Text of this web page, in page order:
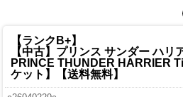
【ランクB+】
【中古】プリンス サンダー ハリ
PRINCE THUNDER HARRIER
ケット】【送料無料】